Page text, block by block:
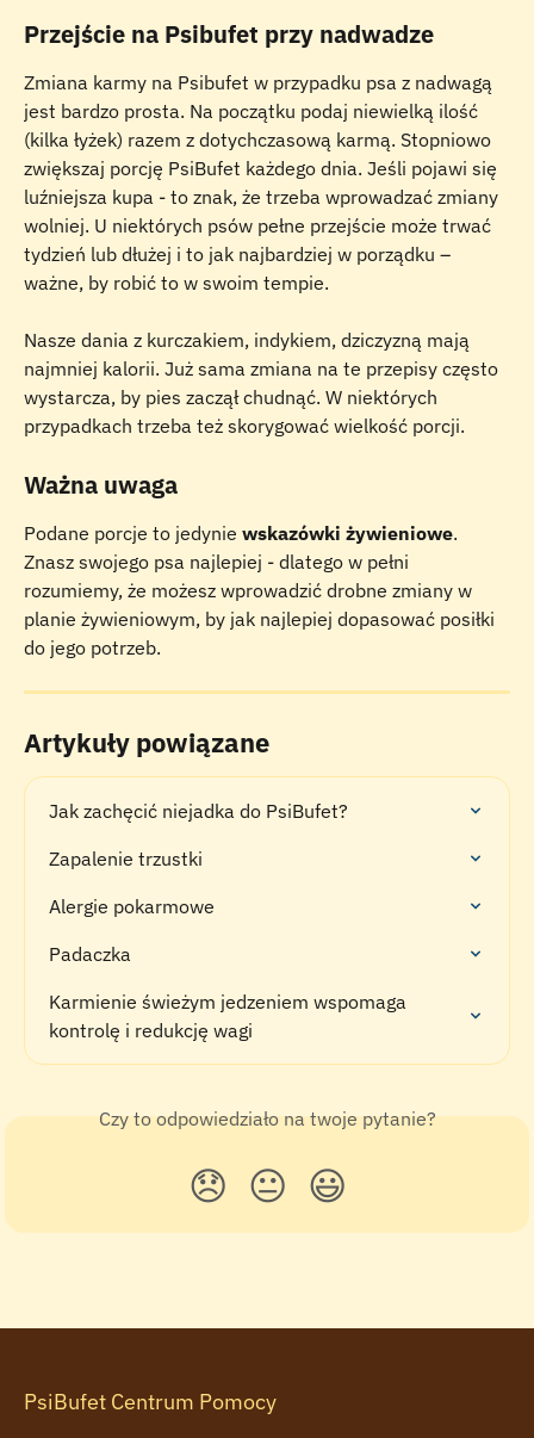
Przejście na Psibufet przy nadwadze
Zmiana karmy na Psibufet w przypadku psa z nadwagą
jest bardzo prosta. Na początku podaj niewielką ilość
(kilka łyżek) razem z dotychczasową karmą. Stopniowo
zwiększaj porcję PsiBufet każdego dnia. Jeśli pojawi się
luźniejsza kupa - to znak, że trzeba wprowadzać zmiany
wolniej. U niektórych psów pełne przejście może trwać
tydzień lub dłużej i to jak najbardziej w porządku –
ważne, by robić to w swoim tempie.
Nasze dania z kurczakiem, indykiem, dziczyzną mają
najmniej kalorii. Już sama zmiana na te przepisy często
wystarcza, by pies zaczął chudnąć. W niektórych
przypadkach trzeba też skorygować wielkość porcji.
Ważna uwaga
Podane porcje to jedynie wskazówki żywieniowe.
Znasz swojego psa najlepiej - dlatego w pełni
rozumiemy, że możesz wprowadzić drobne zmiany w
planie żywieniowym, by jak najlepiej dopasować posiłki
do jego potrzeb.
Artykuły powiązane
Jak zachęcić niejadka do PsiBufet?
Zapalenie trzustki
Alergie pokarmowe
Padaczka
Karmienie świeżym jedzeniem wspomaga
kontrolę i redukcję wagi
Czy to odpowiedziało na twoje pytanie?
😞 😐 😃
PsiBufet Centrum Pomocy